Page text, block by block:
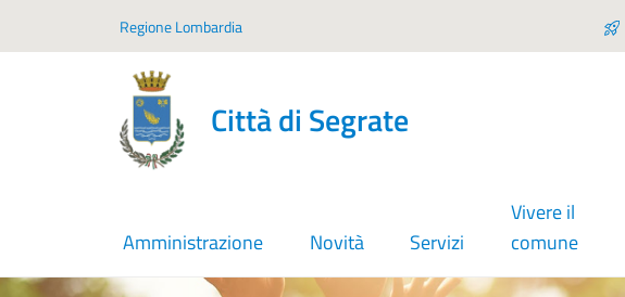
Regione Lombardia
Città di Segrate
Amministrazione Novità Servizi
Vivere il
comune